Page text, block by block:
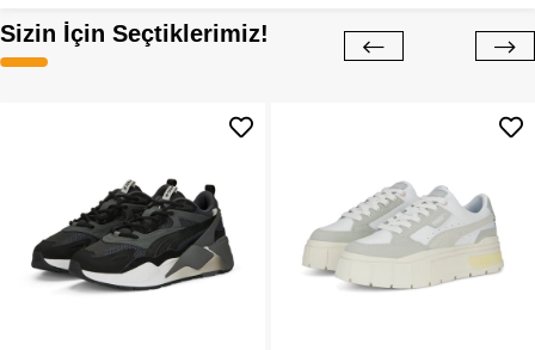
Sizin İçin Seçtiklerimiz!